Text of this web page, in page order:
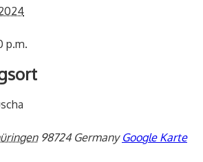
p.m.
98724 Germany Google Karte